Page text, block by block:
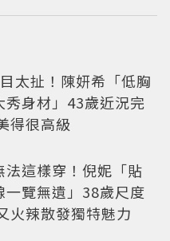
太扯！陳妍希「低胸
秀身材」43歲近況完
得很高級
法這樣穿！倪妮「貼
一覽無遺」38歲尺度
火辣散發獨特魅力